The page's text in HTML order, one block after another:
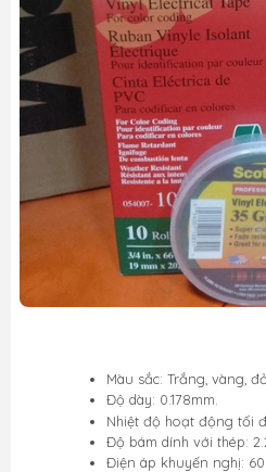
Màu sắc: Trắng, vàng,
Độ dày: 0.178mm.
Nhiệt độ hoạt động tối
Độ bám dính với thép:
Điện áp khuyến nghị: